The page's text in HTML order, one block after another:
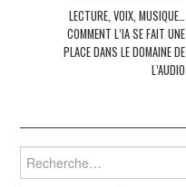
articles
LECTURE, VOIX, MUSIQUE…
COMMENT L’IA SE FAIT UNE
PLACE DANS LE DOMAINE DE
L’AUDIO